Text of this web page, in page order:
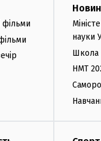
фільми
науки
Школа
НМТ